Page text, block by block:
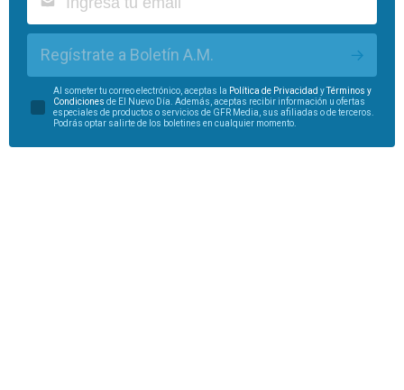
Regístrate a Boletín A.M.
Al someter tu correo electrónico, aceptas la Política de Privacidad y
Términos y
Condiciones de El Nuevo Día. Además, aceptas recibir información u ofertas
especiales de productos o servicios de GFR Media, sus afiliadas o de terceros.
Podrás optar salirte de los boletines en cualquier momento.